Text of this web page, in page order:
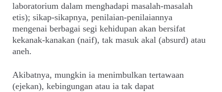
laboratorium dalam menghadapi masalah-masalah
etis); sikap-sikapnya, penilaian-penilaiannya
mengenai berbagai segi kehidupan akan bersifat
kekanak-kanakan (naif), tak masuk akal (absurd) atau
aneh.
Akibatnya, mungkin ia menimbulkan tertawaan
(ejekan), kebingungan atau ia tak dapat